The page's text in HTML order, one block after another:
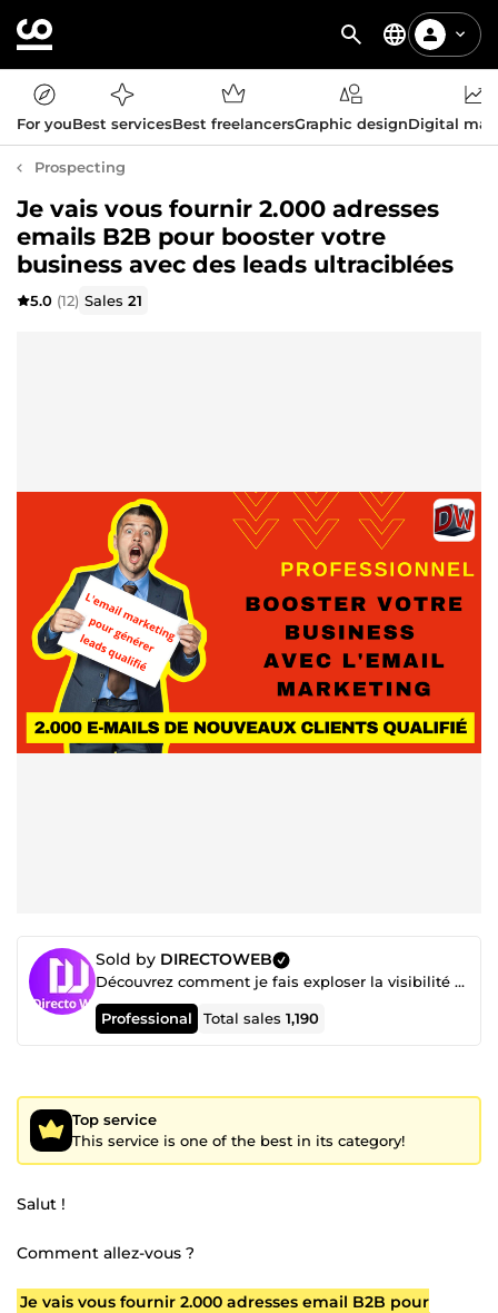
For youBest servicesBest freelancersGraphic designDigital
Prospecting
Je vais vous fournir 2.000 adresses
emails B2B pour booster votre
business avec des leads ultraciblées
5.0 (12) Sales21
Sold by DIRECTOWEB
Découvrez comment je fais exploser la visibilité de mes clients 👇 cliquez pour voir 👇
Professional Total sales1,190
Top service
This service is one of the best in its category!
Salut !
Comment allez-vous ?
Je vais vous fournir 2.000 adresses email B2B pour